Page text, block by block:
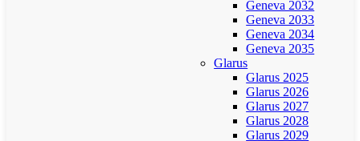
Geneva 2032
Geneva 2033
Geneva 2034
Geneva 2035
Glarus
Glarus 2025
Glarus 2026
Glarus 2027
Glarus 2028
Glarus 2029